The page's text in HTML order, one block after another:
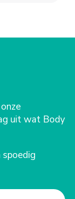
uit wat Body